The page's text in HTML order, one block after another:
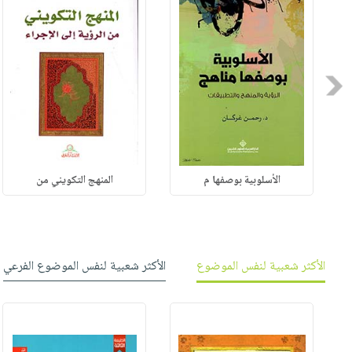
Previous
الأسلوبية بوصفها م المنهج التكويني من
الأكثر شعبية لنفس الموضوع الأكثر شعبية لنفس الموضوع الفرعي